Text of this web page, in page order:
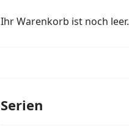
Ihr Warenkorb ist noch leer.
Serien